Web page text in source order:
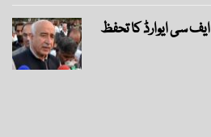
ایف سی ایوارڈ کا تحفظ